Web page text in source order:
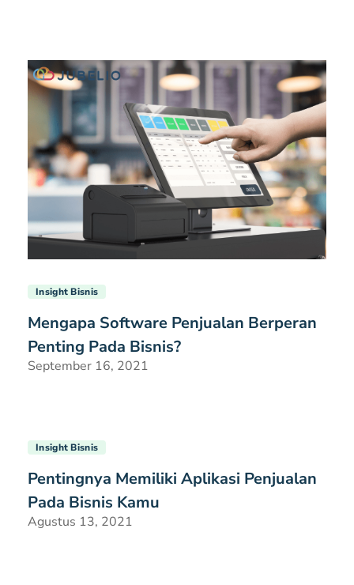
Insight Bisnis
Mengapa Software Penjualan Berperan
Penting Pada Bisnis?
September 16, 2021
Insight Bisnis
Pentingnya Memiliki Aplikasi Penjualan
Pada Bisnis Kamu
Agustus 13, 2021